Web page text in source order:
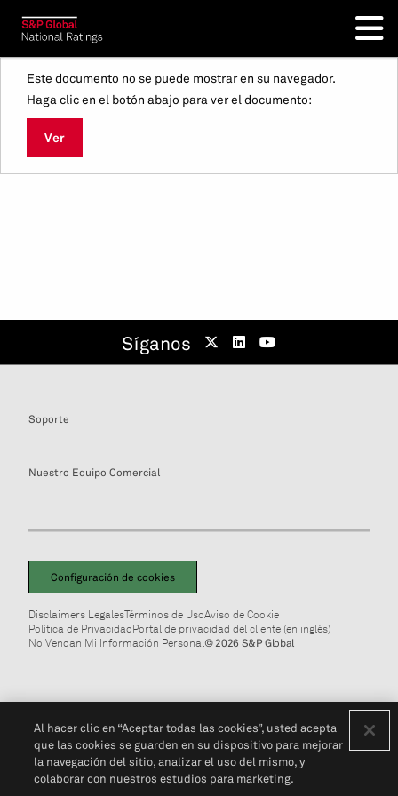
Este documento no se puede mostrar en su navegador.
Haga clic en el botón abajo para ver el documento:
Ver
Síganos
Soporte
Nuestro Equipo Comercial
Configuración de cookies
Disclaimers LegalesTérminos de UsoAviso de Cookie
Política de PrivacidadPortal de privacidad del cliente (en inglés)
No Vendan Mi Información Personal© 2026 S&P Global
Al hacer clic en “Aceptar todas las cookies”, usted acepta
que las cookies se guarden en su dispositivo para mejorar
la navegación del sitio, analizar el uso del mismo, y
colaborar con nuestros estudios para marketing.